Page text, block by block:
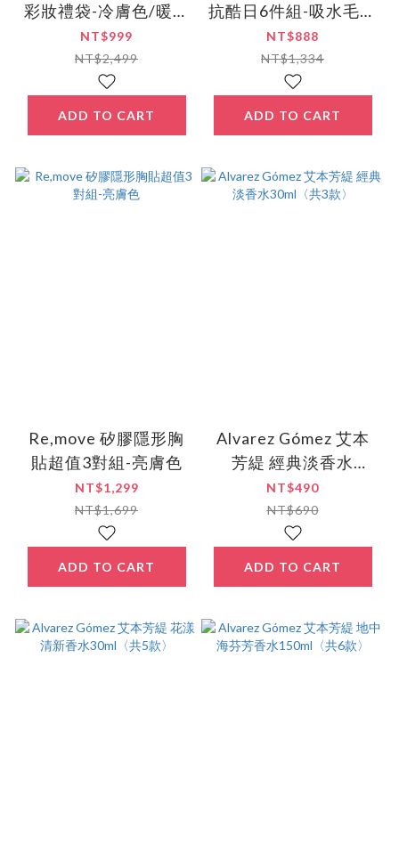
彩妝禮袋-冷膚色/暖膚
色
NT$999
NT$2,499
ADD TO CART
抗酷日6件組-吸水毛巾
x2+冰涼圈x2+超涼感
濕紙巾x2
NT$888
NT$1,334
ADD TO CART
Re,move 矽膠隱形胸
貼超值3對組-亮膚色
NT$1,299
NT$1,699
ADD TO CART
Alvarez Gómez 艾本
芳緹 經典淡香水
30ml〈共3款〉
NT$490
NT$690
ADD TO CART